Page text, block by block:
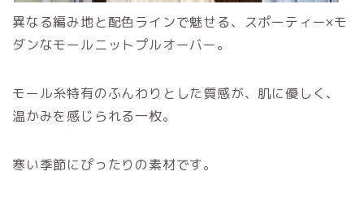
異なる編み地と配色ラインで魅せる、スポーティー×モ
ダンなモールニットプルオーバー。
モール糸特有のふんわりとした質感が、肌に優しく、
温かみを感じられる一枚。
寒い季節にぴったりの素材です。